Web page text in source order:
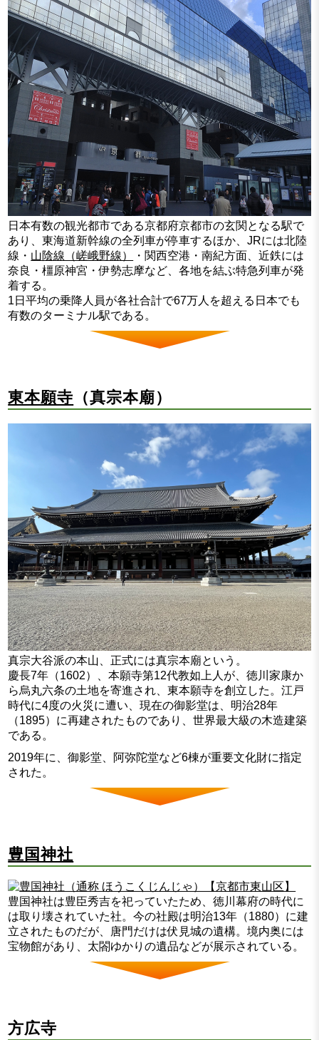
日本有数の観光都市である京都府京都市の玄関となる駅で
あり、東海道新幹線の全列車が停車するほか、JRには北陸
線・ 山陰線（嵯峨野線）
・関西空港・南紀方面、近鉄には
奈良・橿原神宮・伊勢志摩など、各地を結ぶ特急列車が発
着する。
1日平均の乗降人員が各社合計で67万人を超える日本でも
有数のターミナル駅である。
東本願寺 （真宗本廟）
真宗大谷派の本山、正式には真宗本廟という。
慶長7年（1602）、本願寺第12代教如上人が、徳川家康か
ら烏丸六条の土地を寄進され、東本願寺を創立した。江戸
時代に4度の火災に遭い、現在の御影堂は、明治28年
（1895）に再建されたものであり、世界最大級の木造建築
である。
2019年に、御影堂、阿弥陀堂など6棟が重要文化財に指定
された。
豊国神社
豊国神社は豊臣秀吉を祀っていたため、徳川幕府の時代に
は取り壊されていた社。今の社殿は明治13年（1880）に建
立されたものだが、唐門だけは伏見城の遺構。境内奥には
宝物館があり、太閤ゆかりの遺品などが展示されている。
方広寺